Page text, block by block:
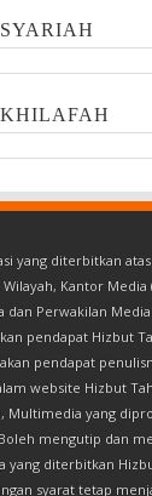
yang diterbitkan
Kantor Media
dan Perwakilan
pendapat Hizbut
pendapat
website Hizbut
Multimedia yang
mengutip dan
yang diterbitkan
syarat tetap